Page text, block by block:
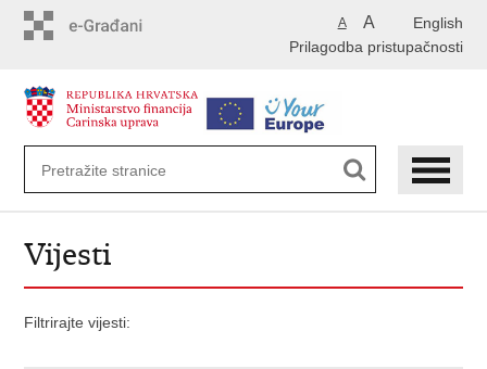
English
A A
Prilagodba pristupačnosti
Vijesti
Filtrirajte vijesti: